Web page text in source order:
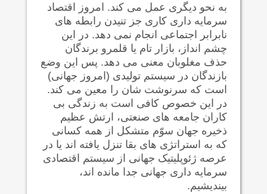
به نحو دیگری عمل می کند. امروز اقتصاد
سرمایه داری کاری جز تنيدن رابطه های
نابرابر اجتماعی انجام نمی دهد. در این
چشم انداز، بازار تام یا قلمرو برندگان
حذف مغلوبان معنی می دهد. پس این وضع
بازندگان در سیستم تولیدی (امروز جهانی)
است که سرنوشت شان را معین می کند.
در این خصوص کافی است به زندگی بی
کاران جامعه های صنعتی، ارتش عظيم
ذخيره جهان سوّم متشکل از همه کسانی
که به استراتژی های بقا تنزل یافته اند یا در
عرصه ژئوپليتيک جهانی از سیستم اقتصادی
سرمايه داری جهانی جدا مانده اند،
بينديشيم.